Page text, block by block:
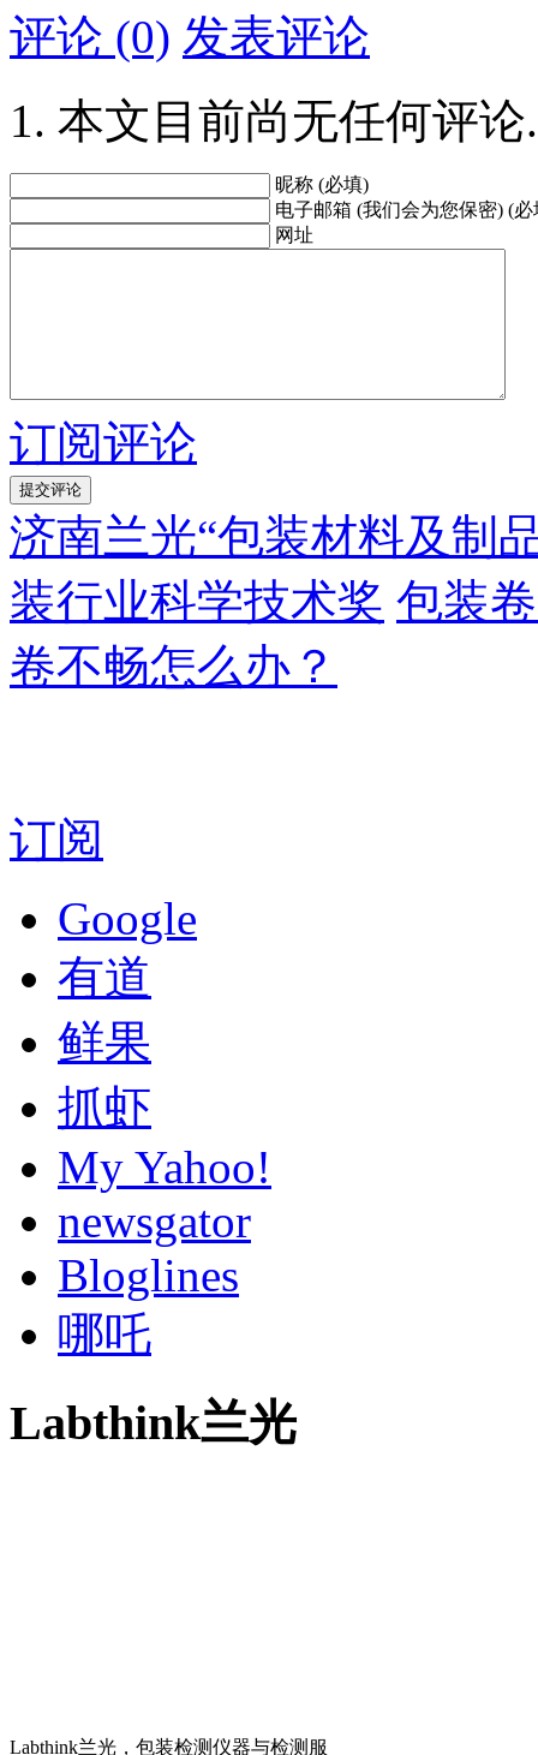
评论 (0) 发表评论
本文目前尚无任何评论.
昵称 (必填)
电子邮箱 (我们会为您保密) (必
网址
订阅评论
济南兰光“包装材料及制
装行业科学技术奖 包装
卷不畅怎么办？
订阅
Google
有道
鲜果
抓虾
My Yahoo!
newsgator
Bloglines
哪吒
Labthink兰光
Labthink兰光，包装检测仪器与检测服